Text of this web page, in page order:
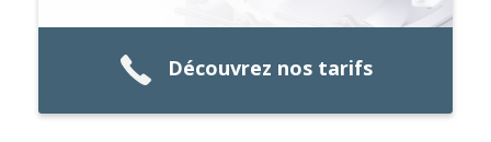
Découvrez nos tarifs